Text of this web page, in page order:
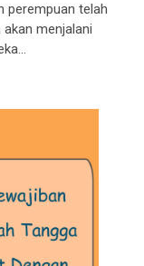
perempuan telah
menjalani